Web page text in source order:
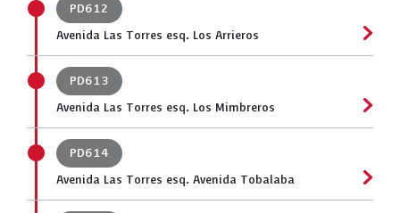
PD612
Avenida Las Torres esq. Los Arrieros
PD613
Avenida Las Torres esq. Los Mimbreros
PD614
Avenida Las Torres esq. Avenida Tobalaba